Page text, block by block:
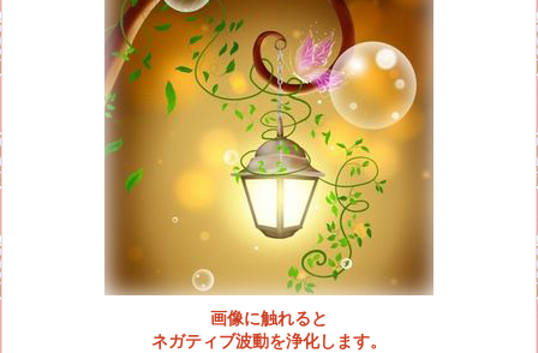
画像に触れると
ネガティブ波動を浄化します。